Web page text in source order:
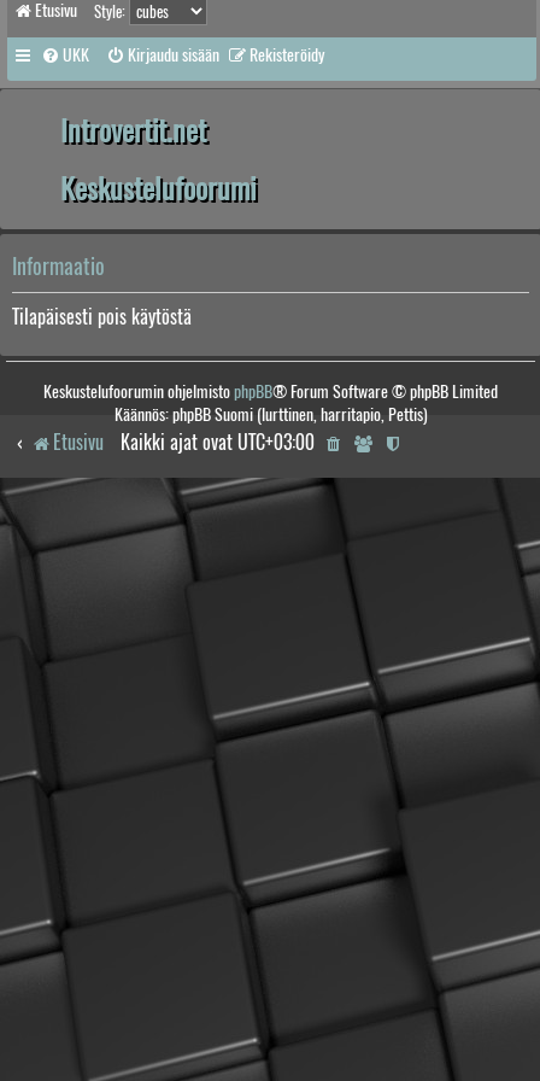
Etusivu Style:
UKK Kirjaudu sisään Rekisteröidy
Introvertit.net
Keskustelufoorumi
Informaatio
Tilapäisesti pois käytöstä
Keskustelufoorumin ohjelmistophpBB® Forum Software © phpBB Limited
Käännös: phpBB Suomi (lurttinen, harritapio, Pettis)
Etusivu Kaikki ajat ovat UTC+03:00